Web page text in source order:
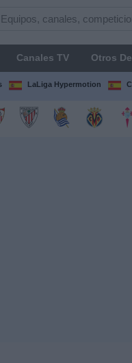
Canales TV Otros
LaLiga Hypermotion